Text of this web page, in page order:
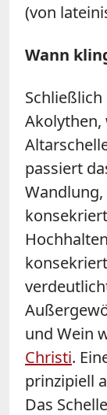
(von
Wann
Akolythen,
passiert
und Wein
Christi.
prinzipiell
Das